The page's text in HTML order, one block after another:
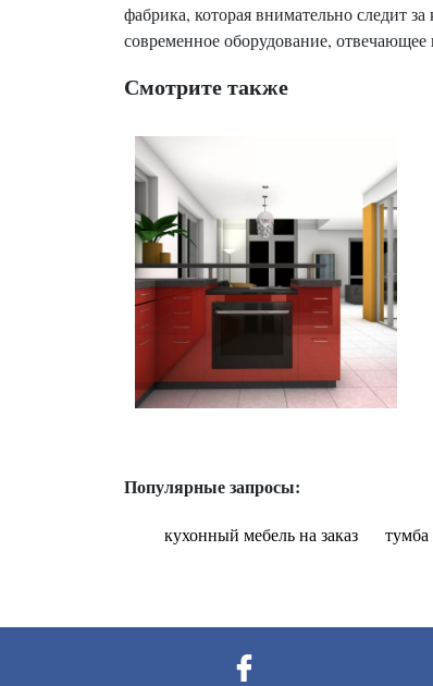
фабрика, которая внимательно следит
современное оборудование,
Смотрите также
Популярные запросы:
кухонный мебель на заказ